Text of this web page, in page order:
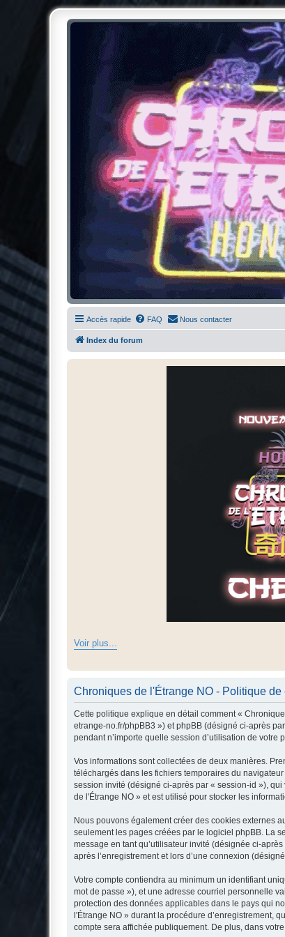
Chroniques de l'Étrange NO
Pour les amateurs des Chroniques de l'Étrange
Accès rapide FAQ Nous contacter
Index du forum
Voir plus...
Chroniques de l'Étrange NO - Politique
Cette politique explique en détail comment «
etrange-no.fr/phpBB3 ») et phpBB (désigné ci-après
pendant n’importe quelle session d’utilisation de votre
Vos informations sont collectées de deux manières.
téléchargés dans les fichiers temporaires du
session invité (désigné ci-après par « session-id »),
de l'Étrange NO » et est utilisé pour stocker les
Nous pouvons également créer des cookies externes
seulement les pages créées par le logiciel phpBB. La
message en tant qu’utilisateur invité (désignée ci-
après l’enregistrement et lors d’une connexion
Votre compte contiendra au minimum un identifiant
mot de passe »), et une adresse courriel personnelle
protection des données applicables dans le pays qui
l'Étrange NO » durant la procédure d’enregistrement,
compte sera affichée publiquement. De plus, dans